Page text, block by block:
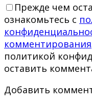
Прежде чем
ознакомьтесь с
комментирования
политикой
оставить
Добавить